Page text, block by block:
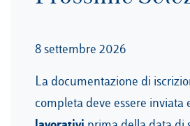
8 settembre 2026
La documentazione di
completa deve essere inviata